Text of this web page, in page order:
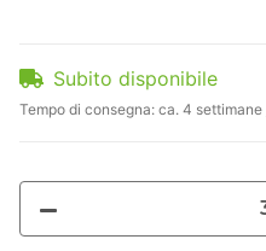
Subito disponibile
Tempo di consegna: ca. 4 settimane